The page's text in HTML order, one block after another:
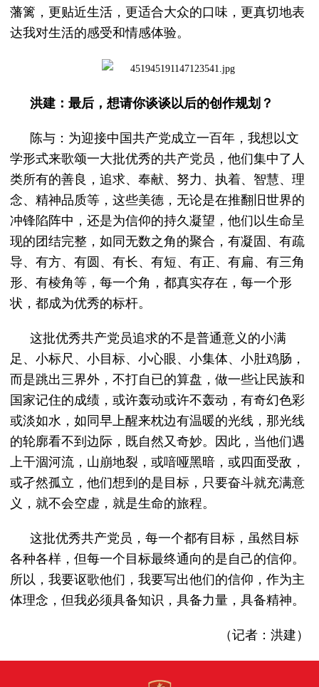
藩篱，更贴近生活，更适合大众的口味，更真切地表
达我对生活的感受和情感体验。
洪建：最后，想请你谈谈以后的创作规划？
陈与：为迎接中国共产党成立一百年，我想以文
学形式来歌颂一大批优秀的共产党员，他们集中了人
类所有的善良，追求、奉献、努力、执着、智慧、理
念、精神品质等，这些美德，无论是在推翻旧世界的
冲锋陷阵中，还是为信仰的持久凝望，他们以生命呈
现的团结完整，如同无数之角的聚合，有凝固、有疏
导、有方、有圆、有长、有短、有正、有扁、有三角
形、有棱角等，每一个角，都真实存在，每一个形
状，都成为优秀的标杆。
这批优秀共产党员追求的不是普通意义的小满
足、小标尺、小目标、小心眼、小集体、小肚鸡肠，
而是跳出三界外，不打自已的算盘，做一些让民族和
国家记住的成绩，或许轰动或许不轰动，有奇幻色彩
或淡如水，如同早上醒来枕边有温暖的光线，那光线
的轮廓看不到边际，既自然又奇妙。因此，当他们遇
上干涸河流，山崩地裂，或喑哑黑暗，或四面受敌，
或孑然孤立，他们想到的是目标，只要奋斗就充满意
义，就不会空虚，就是生命的旅程。
这批优秀共产党员，每一个都有目标，虽然目标
各种各样，但每一个目标最终通向的是自己的信仰。
所以，我要讴歌他们，我要写出他们的信仰，作为主
体理念，但我必须具备知识，具备力量，具备精神。
（记者：洪建）